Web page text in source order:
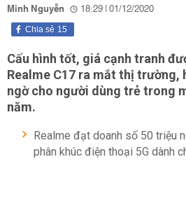
Minh Nguyễn 18:29 | 01/12/2020
15
Chia sẻ
Cấu hình tốt, giá cạnh tranh
Realme C17 ra mắt thị trường,
ngờ cho người dùng trẻ trong
năm.
Realme đạt doanh số 50 triệu
phân khúc điện thoại 5G dành